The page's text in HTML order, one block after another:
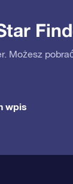
Możesz
wpis